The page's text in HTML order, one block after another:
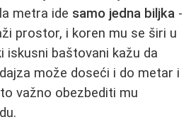
metra ide samo jedna biljka -
prostor, i koren mu se širi u
iskusni baštovani kažu da
može doseći i do metar i
važno obezbediti mu